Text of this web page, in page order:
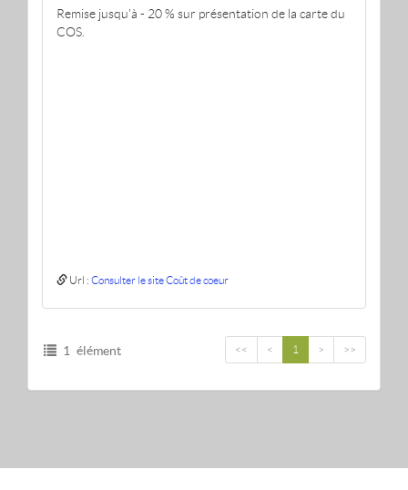
Remise jusqu'à - 20 % sur présentation de la carte du
COS.
Url : Consulter le site Coût de coeur
1 élément << < 1 > >>